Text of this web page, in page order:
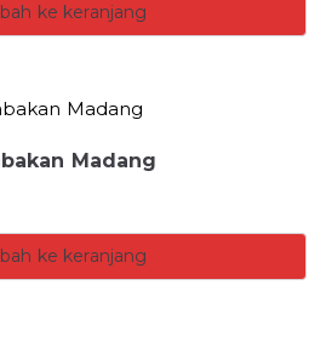
ke keranjang
Madang
ke keranjang